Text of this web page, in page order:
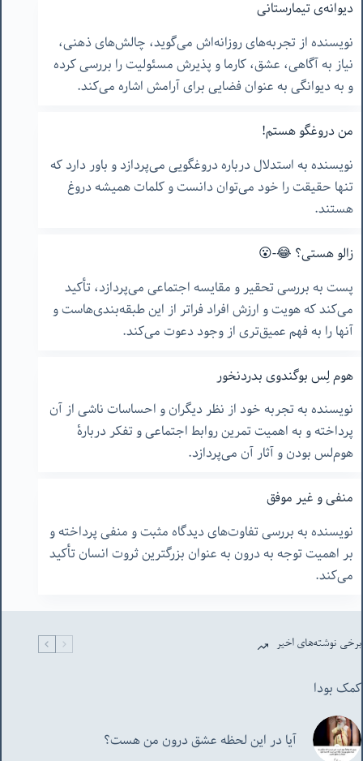
دیوانه‌ی تیمارستانی
نویسنده از تجربه‌های روزانه‌اش می‌گوید، چالش‌های ذهنی،
نیاز به آگاهی، عشق، کارما و پذیرش مسئولیت را بررسی کرده
و به دیوانگی به عنوان فضایی برای آرامش اشاره می‌کند.
من دروغگو هستم!
نویسنده به استدلال درباره دروغگویی می‌پردازد و باور دارد که
تنها حقیقت را خود می‌توان دانست و کلمات همیشه دروغ
هستند.
زالو هستی؟ 😂-😮
پست به بررسی تحقیر و مقایسه اجتماعی می‌پردازد، تأکید
می‌کند که هویت و ارزش افراد فراتر از این طبقه‌بندی‌هاست و
آنها را به فهم عمیق‌تری از وجود دعوت می‌کند.
هوم لِس بوگندوی بدرد‌نخور
نویسنده به تجربه خود از نظر دیگران و احساسات ناشی از آن
پرداخته و به اهمیت تمرین روابط اجتماعی و تفکر دربارهٔ
هوم‌لس بودن و آثار آن می‌پردازد.
منفی و غیر موفق
نویسنده به بررسی تفاوت‌های دیدگاه مثبت و منفی پرداخته و
بر اهمیت توجه به درون به عنوان بزرگترین ثروت انسان تأکید
می‌کند.
برخی نوشته‌های اخیر
کمک بودا
آیا در این لحظه عشق درون من هست؟